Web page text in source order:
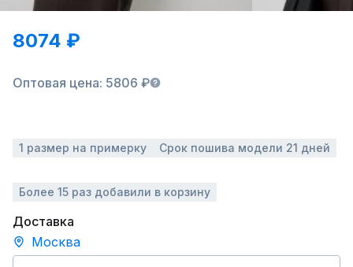
8074 ₽
Оптовая цена: 5806 ₽
1 размер на примерку Срок пошива модели 21 дней
Более 15 раз добавили в корзину
Доставка
Москва